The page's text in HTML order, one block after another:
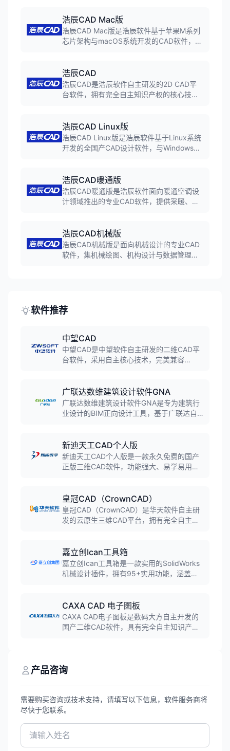
电脑手机平板都能看图改图。
浩辰CAD Mac版
浩辰CAD Mac版是浩辰软件基于苹果M系列
芯片架构与macOS系统开发的CAD软件，实
现原生级跃升，深度适配苹果交互体验。
浩辰CAD
浩辰CAD是浩辰软件自主研发的2D CAD平
台软件，拥有完全自主知识产权的核心技
Windows/Linux/macOS/鸿蒙等全平台运
行，广泛应用于工程建设、制造业等领域。
浩辰CAD Linux版
浩辰CAD Linux版是浩辰软件基于Linux系统
开发的全国产CAD设计软件，与Windows版
Windows版95%以上功能，全面适配麒麟、
统信等国产操作系统。
浩辰CAD暖通版
浩辰CAD暖通版是浩辰软件面向暖通空调设
计领域推出的专业CAD软件，提供采暖、通
书和设备表。
浩辰CAD机械版
浩辰CAD机械版是面向机械设计的专业CAD
软件，集机械绘图、机构设计与数据管理于
软件推荐
中望CAD
中望CAD是中望软件自主研发的二维CAD平
台软件，采用自主核心技术，完美兼容
口，广泛应用于机械、建筑、电子等工程设
计领域，是国产CAD软件的标杆产品。
广联达数维建筑设计软件GNA
广联达数维建筑设计软件GNA是专为建筑行
业设计的BIM正向设计工具，基于广联达自
意到施工图的全流程数字化设计。
新迪天工CAD个人版
新迪天工CAD个人版是一款永久免费的国产
正版三维CAD软件，功能强大、易学易用，
皇冠CAD（CrownCAD）
皇冠CAD（CrownCAD）是华天软件自主研
发的云原生三维CAD平台，拥有完全自主的
设计助手华小云，注册用户超47万，广泛应
用于航空航天、汽车制造等高端制造领域。
嘉立创Ican工具箱
嘉立创Ican工具箱是一款实用的SolidWorks
机械设计插件，拥有95+实用功能，涵盖自
用，是机械设计师的效率倍增器。
CAXA CAD 电子图板
CAXA CAD电子图板是数码大方自主开发的
国产二维CAD软件，具有完全自主知识产
计效率提升100%以上。
产品咨询
需要购买咨询或技术支持，请填写以下信息，软件服务商将
尽快于您联系。